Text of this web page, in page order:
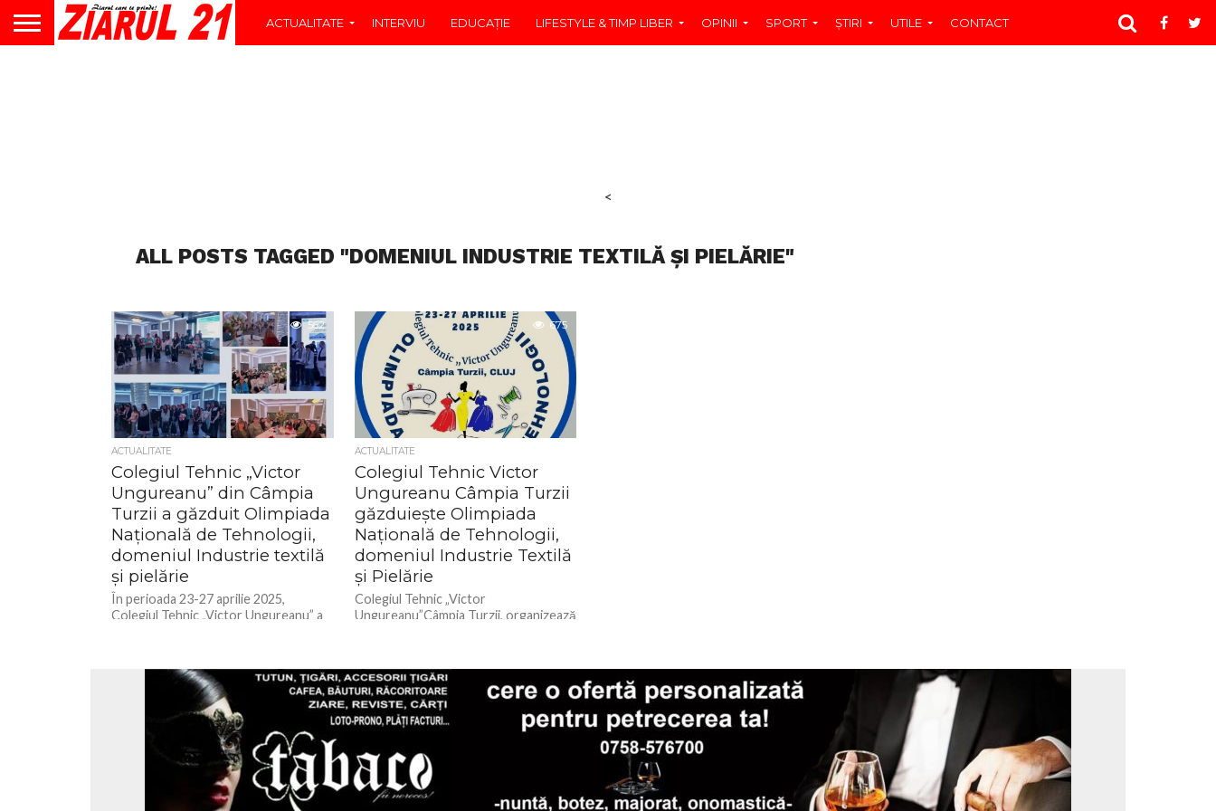
ACTUALITATE INTERVIU EDUCAŢIE LIFESTYLE & TIMP LIBER OPINII SPORT ŞTIRI UTILE CONTACT
<
ALL POSTS TAGGED "DOMENIUL INDUSTRIE TEXTILĂ ȘI PIELĂRIE"
562
ACTUALITATE
Colegiul Tehnic „Victor
Ungureanu” din Câmpia
Turzii a găzduit Olimpiada
Națională de Tehnologii,
domeniul Industrie textilă
și pielărie
În perioada 23-27 aprilie 2025,
Colegiul Tehnic „Victor Ungureanu” a
675
ACTUALITATE
Colegiul Tehnic Victor
Ungureanu Câmpia Turzii
găzduiește Olimpiada
Națională de Tehnologii,
domeniul Industrie Textilă
și Pielărie
Colegiul Tehnic „Victor
Ungureanu”Câmpia Turzii, organizează
aprilie 2025, la care...